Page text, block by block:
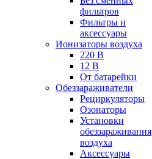
фильтров
Фильтры и
аксессуары
Ионизаторы воздуха
220 В
12 В
От батарейки
Обеззараживатели
Рециркуляторы
Озонаторы
Установки
обеззараживания
воздуха
Аксессуары